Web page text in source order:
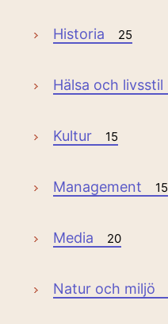
Historia 25
Hälsa och livsstil
Kultur 15
Management 15
Media 20
Natur och miljö